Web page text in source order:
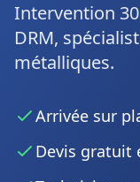
Intervention
DRM,
métalliques.
Arrivée sur
Devis gratuit